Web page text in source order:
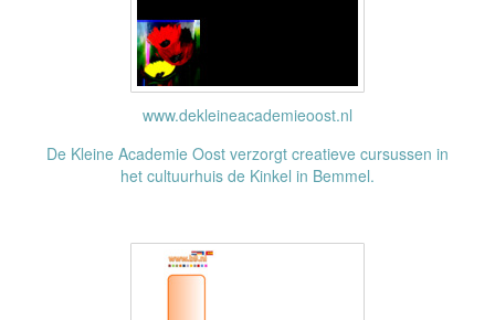
www.dekleineacademieoost.nl
De Kleine Academie Oost verzorgt creatieve cursussen in
het cultuurhuis de Kinkel in Bemmel.